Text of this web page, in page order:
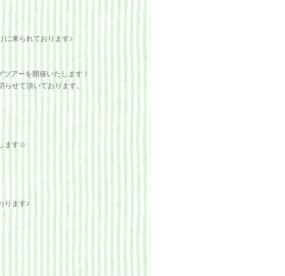
に来られております♪
アーを開催いたします！
らせて頂いております。
ます☆
ります♪